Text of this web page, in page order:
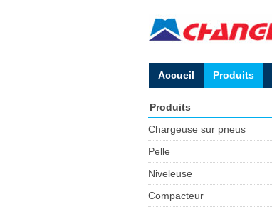
Accueil Produits
Produits
Chargeuse sur pneus
Pelle
Niveleuse
Compacteur